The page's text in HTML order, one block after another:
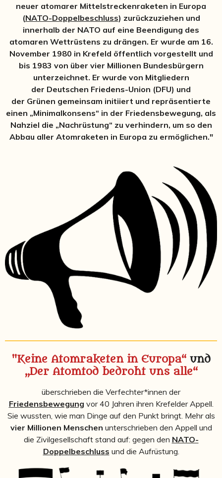
neuer atomarer Mittelstreckenraketen in Europa
(NATO-Doppelbeschluss) zurückzuziehen und
innerhalb der NATO auf eine Beendigung des
atomaren Wettrüstens zu drängen. Er wurde am 16.
November 1980 in Krefeld öffentlich vorgestellt und
bis 1983 von über vier Millionen Bundesbürgern
unterzeichnet. Er wurde von Mitgliedern
der Deutschen Friedens-Union (DFU) und
der Grünen gemeinsam initiiert und repräsentierte
einen „Minimalkonsens“ in der Friedensbewegung, als
Nahziel die „Nachrüstung“ zu verhindern, um so den
Abbau aller Atomraketen in Europa zu ermöglichen."
"Keine Atomraketen in Europa“und
„Der Atomtod bedroht uns alle“
überschrieben die Verfechter*innen der
Friedensbewegung vor 40 Jahren ihren Krefelder Appell.
Sie wussten, wie man Dinge auf den Punkt bringt. Mehr als
vier Millionen Menschen unterschrieben den Appell und
die Zivilgesellschaft stand auf: gegen den NATO-
Doppelbeschluss und die Aufrüstung.